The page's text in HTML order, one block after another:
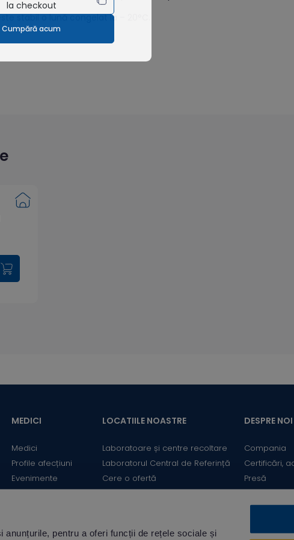
pentru a oferi funcții de rețele sociale și
stabil o lună congelat la – 20°C.
MEDICI
Medici
Profile afecțiuni
Evenimente
Informații medicale
LOCATIILE NOASTRE
Laboratoare și centre recoltare
Laboratorul Central de Referință
Cere o ofertă
Contact
DESPRE NOI
Compania
Certificări,
Presă
Satisfacția
Cariere
la checkout
Cumpără acum